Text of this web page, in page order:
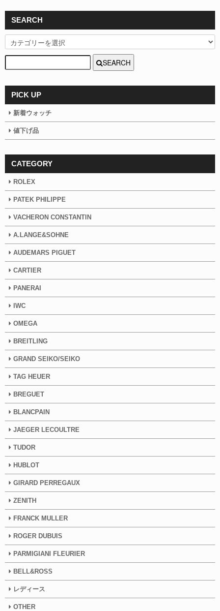
SEARCH
SEARCH
PICK UP
新着ウォッチ
値下げ品
CATEGORY
ROLEX
PATEK PHILIPPE
VACHERON CONSTANTIN
A.LANGE&SOHNE
AUDEMARS PIGUET
CARTIER
PANERAI
IWC
OMEGA
BREITLING
GRAND SEIKO/SEIKO
TAG HEUER
BREGUET
BLANCPAIN
JAEGER LECOULTRE
TUDOR
HUBLOT
GIRARD PERREGAUX
ZENITH
FRANCK MULLER
ROGER DUBUIS
PARMIGIANI FLEURIER
BELL&ROSS
レディース
OTHER